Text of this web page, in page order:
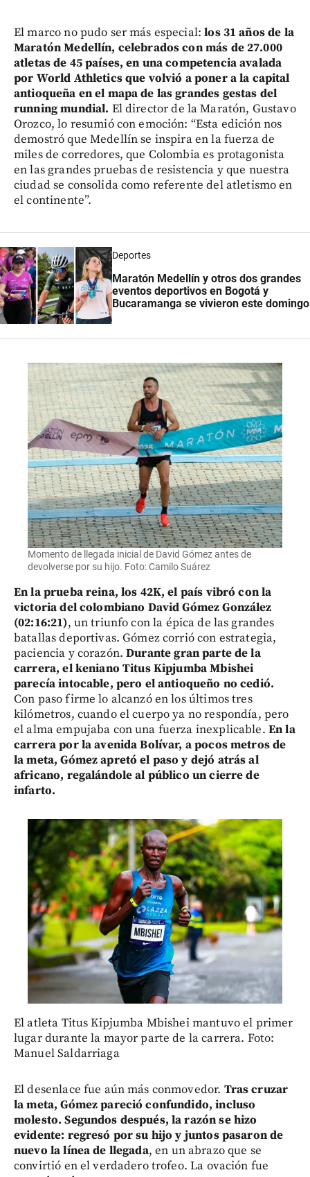
El marco no pudo ser más especial:los 31 años de la
Maratón Medellín, celebrados con más de 27.000
atletas de 45 países, en una competencia avalada
por World Athletics que volvió a poner a la capital
antioqueña en el mapa de las grandes gestas del
running mundial. El director de la Maratón, Gustavo
Orozco, lo resumió con emoción: “Esta edición nos
demostró que Medellín se inspira en la fuerza de
miles de corredores, que Colombia es protagonista
en las grandes pruebas de resistencia y que nuestra
ciudad se consolida como referente del atletismo en
el continente”.
Deportes
Maratón Medellín y otros dos grandes
eventos deportivos en Bogotá y
Bucaramanga se vivieron este domingo
Momento de llegada inicial de David Gómez antes de
devolverse por su hijo. Foto: Camilo Suárez
En la prueba reina, los 42K, el país vibró con la
victoria del colombiano David Gómez González
(02:16:21), un triunfo con la épica de las grandes
batallas deportivas. Gómez corrió con estrategia,
paciencia y corazón.Durante gran parte de la
carrera, el keniano Titus Kipjumba Mbishei
parecía intocable, pero el antioqueño no cedió.
Con paso firme lo alcanzó en los últimos tres
kilómetros, cuando el cuerpo ya no respondía, pero
el alma empujaba con una fuerza inexplicable. En la
carrera por la avenida Bolívar, a pocos metros de
la meta, Gómez apretó el paso y dejó atrás al
africano, regalándole al público un cierre de
infarto.
El atleta Titus Kipjumba Mbishei mantuvo el primer
lugar durante la mayor parte de la carrera. Foto:
Manuel Saldarriaga
El desenlace fue aún más conmovedor. Tras cruzar
la meta, Gómez pareció confundido, incluso
molesto. Segundos después, la razón se hizo
evidente: regresó por su hijo y juntos pasaron de
nuevo la línea de llegada, en un abrazo que se
convirtió en el verdadero trofeo. La ovación fue